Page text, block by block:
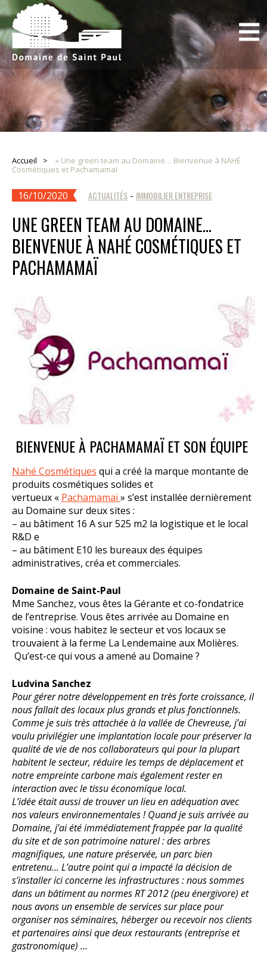
Accueil » Une green team au Domaine… Bienvenue à NAHÉ
Cosmétiques et Pachamamaï
16/10/2020 ACTUALITÉS - IMMOBILIER ENTREPRISE
UNE GREEN TEAM AU DOMAINE…
BIENVENUE À NAHÉ COSMÉTIQUES ET
PACHAMAMAÏ
BIENVENUE À PACHAMAMAÏ ET SON ÉQUIPE
Nahé Cosmétiques qui a créé la marque montante de
produits cosmétiques solides et
vertueux « Pachamamaï» s’est installée dernièrement
au Domaine sur deux sites :
– au bâtiment 16 A sur 525 m2 la logistique et le local
R&D e
– au bâtiment E10 les bureaux des équipes
administratives, créa et commerciales.
Domaine de Saint-Paul
Mme Sanchez, vous êtes la Gérante et co-fondatrice
de l’entreprise. Vous êtes arrivée au Domaine en
voisine : vous habitez le secteur et vos locaux se
trouvaient à la ferme La Lendemaine aux Molières.
Qu’est-ce qui vous a amené au Domaine ?
Ludvina Sanchez
Pour gérer notre développement en très forte croissance, il
nous fallait des locaux plus grands et plus fonctionnels.
Comme je suis très attachée à la vallée de Chevreuse, j’ai
voulu privilégier une implantation locale pour préserver la
qualité de vie de nos collaborateurs qui pour la plupart
habitent le secteur, réduire les temps de déplacement et
notre empreinte carbone mais également rester en
interaction avec le tissu économique local.
L’idée était aussi de trouver un lieu en adéquation avec
nos valeurs environnementales ! Quand je suis arrivée au
Domaine, j’ai été immédiatement frappée par la qualité
du site et de son patrimoine naturel : des arbres
magnifiques, une nature préservée, un parc bien
entretenu… L’autre point qui a impacté la décision de
s’installer ici concerne les infrastructures : nous sommes
dans un bâtiment au normes RT 2012 (peu énergivore) et
nous avons un ensemble de services sur place pour
organiser nos séminaires, héberger ou recevoir nos clients
et partenaires ainsi que deux restaurants (entreprise et
gastronomique) …